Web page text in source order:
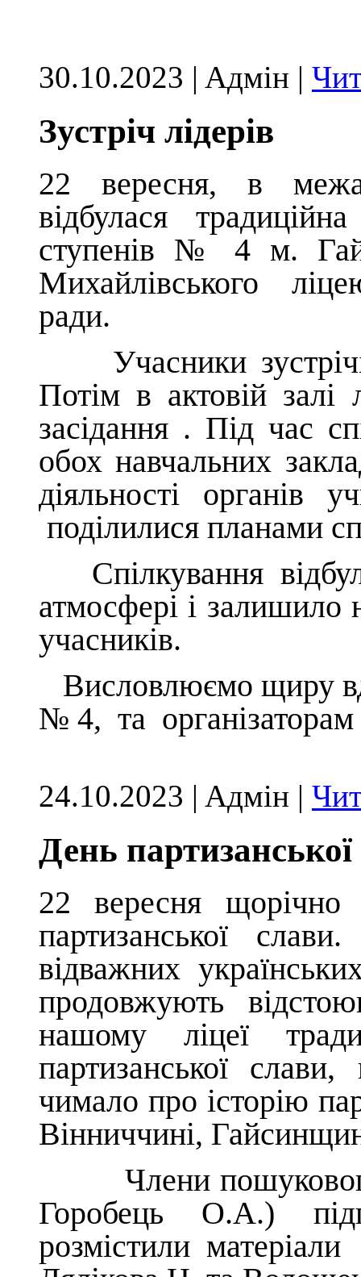
30.10.2023 | Aдмін |
Зустріч лідерів
22 вересня, в
відбулася
ступенів № 4 м.
Михайлівського
ради.
Учасники зустрічі
Потім в актовій залі
засідання . Під час
обох навчальних
діяльності органів
поділилися планами
Спілкування
атмосфері і залишило
учасників.
Висловлюємо щиру
№ 4, та організаторам
24.10.2023 | Aдмін |
День
22 вересня щорічно
партизанської
відважних
продовжують
нашому ліцеї
партизанської
чимало про історію
Вінниччині,
Члени
Горобець О.А.)
розмістили